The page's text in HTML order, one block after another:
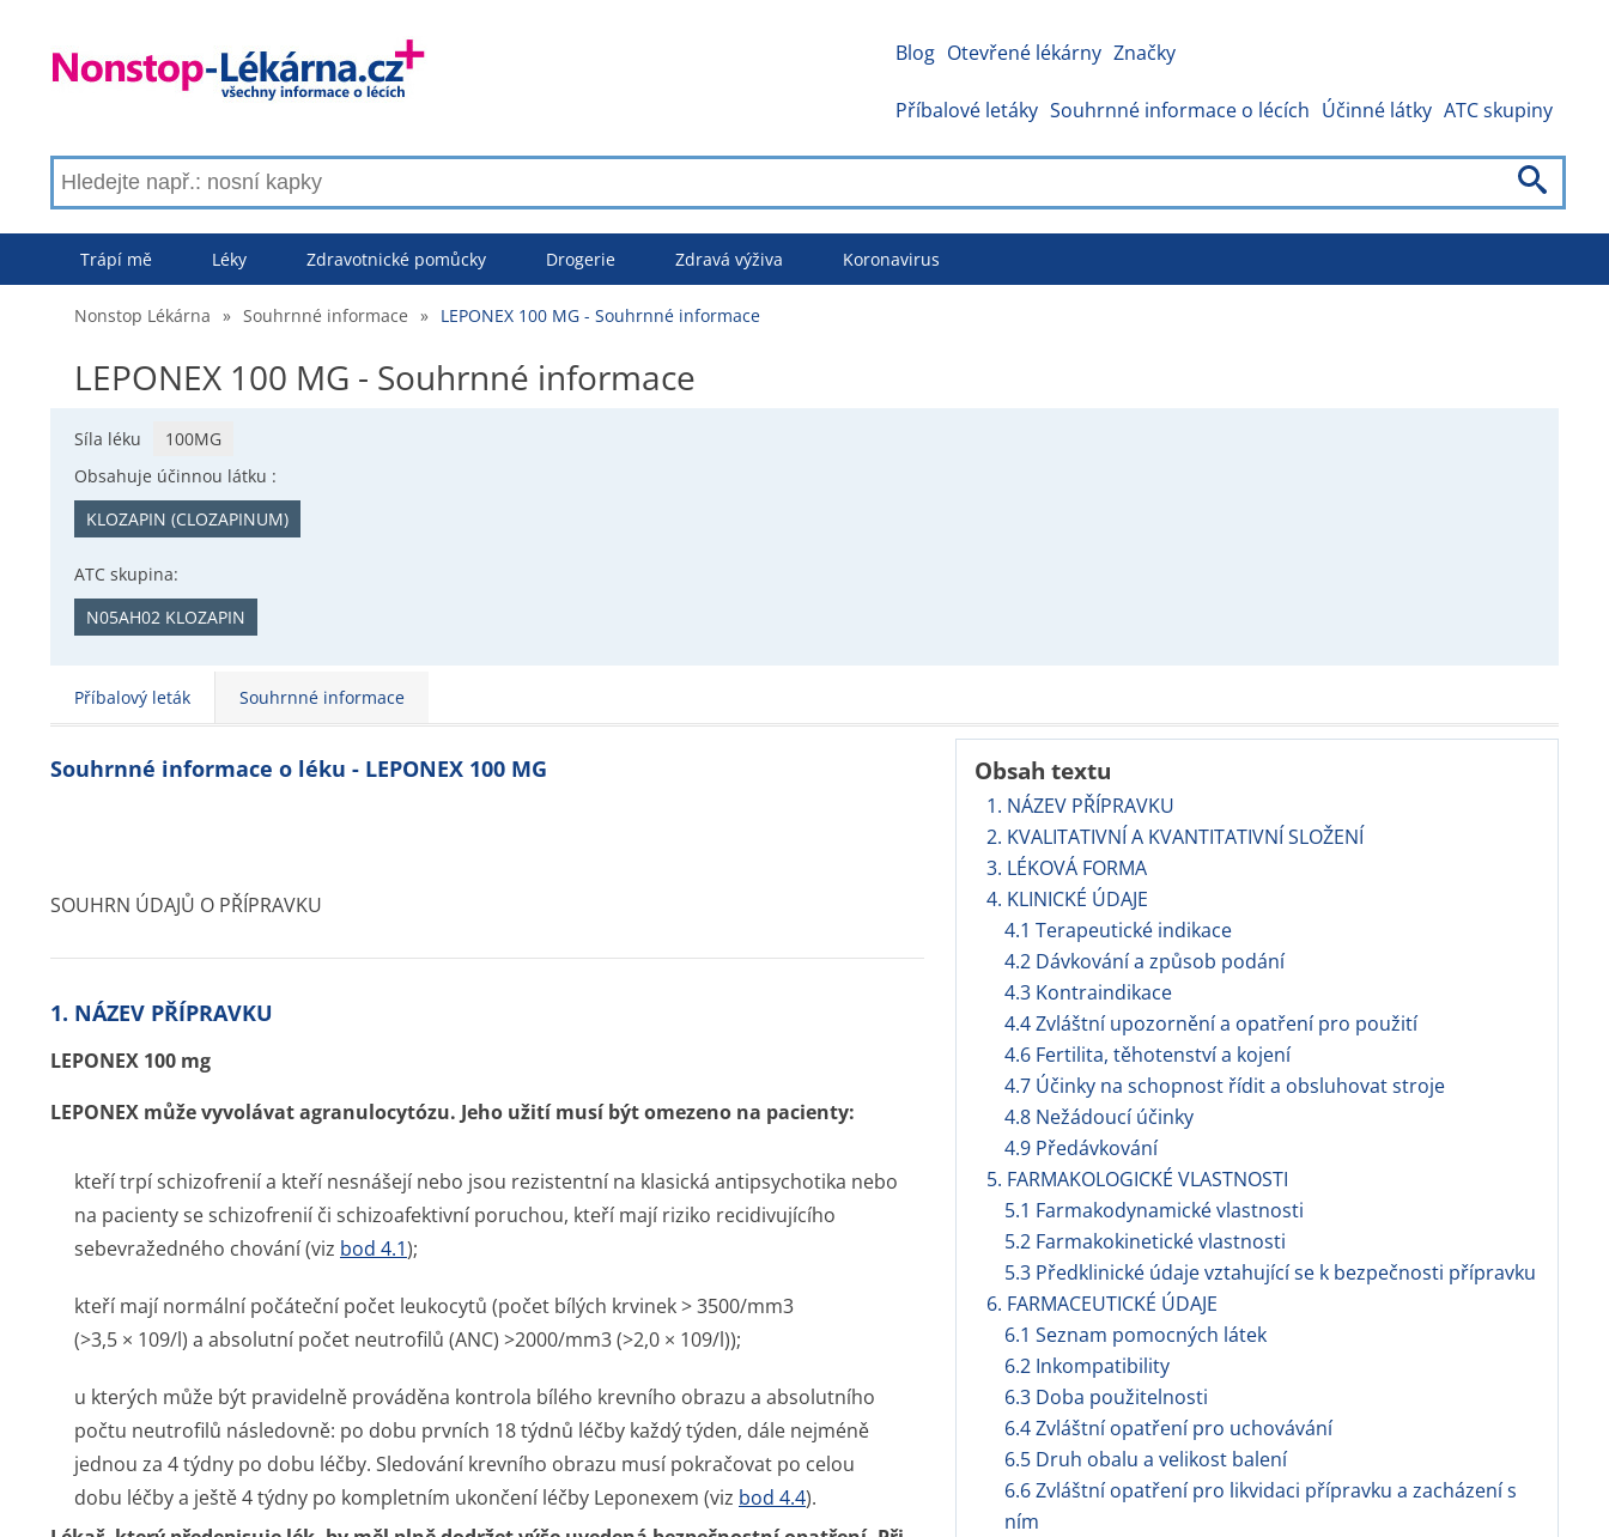
Blog Otevřené lékárny Značky
Příbalové letáky Souhrnné informace o lécích Účinné látky ATC skupiny
Trápí mě Léky Zdravotnické pomůcky Drogerie Zdravá výživa Koronavirus
Nonstop Lékárna » Souhrnné informace » LEPONEX 100 MG - Souhrnné informace
LEPONEX 100 MG - Souhrnné informace
Síla léku
100MG
Obsahuje účinnou látku :
KLOZAPIN (CLOZAPINUM)
ATC skupina:
N05AH02 KLOZAPIN
Příbalový leták Souhrnné informace
Obsah textu
1. NÁZEV PŘÍPRAVKU
2. KVALITATIVNÍ A KVANTITATIVNÍ SLOŽENÍ
3. LÉKOVÁ FORMA
4. KLINICKÉ ÚDAJE
4.1 Terapeutické indikace
4.2 Dávkování a způsob podání
4.3 Kontraindikace
4.4 Zvláštní upozornění a opatření pro použití
4.6 Fertilita, těhotenství a kojení
4.7 Účinky na schopnost řídit a obsluhovat stroje
4.8 Nežádoucí účinky
4.9 Předávkování
5. FARMAKOLOGICKÉ VLASTNOSTI
5.1 Farmakodynamické vlastnosti
5.2 Farmakokinetické vlastnosti
5.3 Předklinické údaje vztahující se k bezpečnosti přípravku
6. FARMACEUTICKÉ ÚDAJE
6.1 Seznam pomocných látek
6.2 Inkompatibility
6.3 Doba použitelnosti
6.4 Zvláštní opatření pro uchovávání
6.5 Druh obalu a velikost balení
6.6 Zvláštní opatření pro likvidaci přípravku a zacházení s
ním
Souhrnné informace o léku - LEPONEX 100 MG
SOUHRN ÚDAJŮ O PŘÍPRAVKU
1. NÁZEV PŘÍPRAVKU
LEPONEX 100 mg
LEPONEX může vyvolávat agranulocytózu. Jeho užití musí být omezeno na pacienty:
kteří trpí schizofrenií a kteří nesnášejí nebo jsou rezistentní na klasická antipsychotika nebo
na pacienty se schizofrenií či schizoafektivní poruchou, kteří mají riziko recidivujícího
sebevražedného chování (viz bod 4.1);
kteří mají normální počáteční počet leukocytů (počet bílých krvinek > 3500/mm3
(>3,5 × 109/l) a absolutní počet neutrofilů (ANC) >2000/mm3 (>2,0 × 109/l));
u kterých může být pravidelně prováděna kontrola bílého krevního obrazu a absolutního
počtu neutrofilů následovně: po dobu prvních 18 týdnů léčby každý týden, dále nejméně
jednou za 4 týdny po dobu léčby. Sledování krevního obrazu musí pokračovat po celou
dobu léčby a ještě 4 týdny po kompletním ukončení léčby Leponexem (viz bod 4.4).